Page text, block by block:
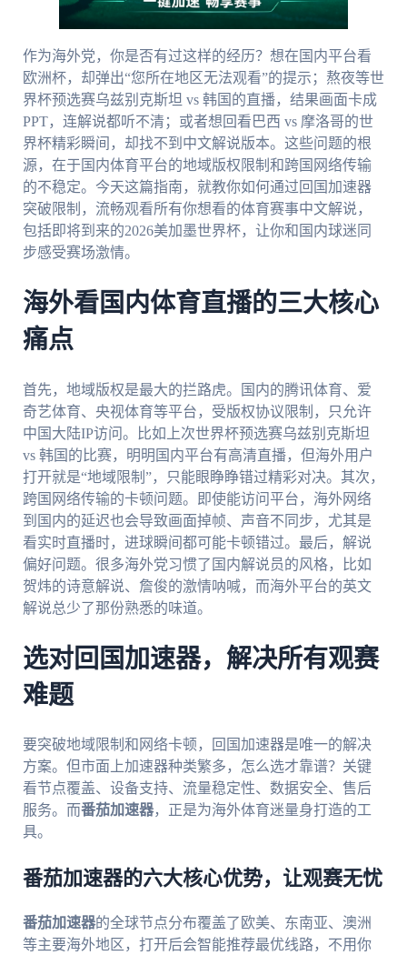
作为海外党，你是否有过这样的经历？想在国内平台看
欧洲杯，却弹出“您所在地区无法观看”的提示；熬夜等世
界杯预选赛乌兹别克斯坦 vs 韩国的直播，结果画面卡成
PPT，连解说都听不清；或者想回看巴西 vs 摩洛哥的世
界杯精彩瞬间，却找不到中文解说版本。这些问题的根
源，在于国内体育平台的地域版权限制和跨国网络传输
的不稳定。今天这篇指南，就教你如何通过回国加速器
突破限制，流畅观看所有你想看的体育赛事中文解说，
包括即将到来的2026美加墨世界杯，让你和国内球迷同
步感受赛场激情。
海外看国内体育直播的三大核心
痛点
首先，地域版权是最大的拦路虎。国内的腾讯体育、爱
奇艺体育、央视体育等平台，受版权协议限制，只允许
中国大陆IP访问。比如上次世界杯预选赛乌兹别克斯坦
vs 韩国的比赛，明明国内平台有高清直播，但海外用户
打开就是“地域限制”，只能眼睁睁错过精彩对决。其次，
跨国网络传输的卡顿问题。即使能访问平台，海外网络
到国内的延迟也会导致画面掉帧、声音不同步，尤其是
看实时直播时，进球瞬间都可能卡顿错过。最后，解说
偏好问题。很多海外党习惯了国内解说员的风格，比如
贺炜的诗意解说、詹俊的激情呐喊，而海外平台的英文
解说总少了那份熟悉的味道。
选对回国加速器，解决所有观赛
难题
要突破地域限制和网络卡顿，回国加速器是唯一的解决
方案。但市面上加速器种类繁多，怎么选才靠谱？关键
看节点覆盖、设备支持、流量稳定性、数据安全、售后
服务。而番茄加速器，正是为海外体育迷量身打造的工
具。
番茄加速器的六大核心优势，让观赛无忧
番茄加速器的全球节点分布覆盖了欧美、东南亚、澳洲
等主要海外地区，打开后会智能推荐最优线路，不用你